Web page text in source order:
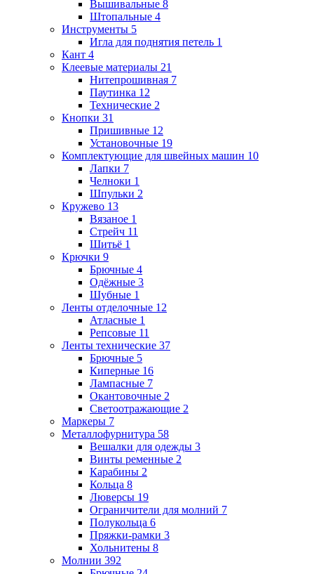
Вышивальные 8
Штопальные 4
Инструменты 5
Игла для поднятия петель 1
Кант 4
Клеевые материалы 21
Нитепрошивная 7
Паутинка 12
Технические 2
Кнопки 31
Пришивные 12
Установочные 19
Комплектующие для швейных машин 10
Лапки 7
Челноки 1
Шпульки 2
Кружево 13
Вязаное 1
Стрейч 11
Шитьё 1
Крючки 9
Брючные 4
Одёжные 3
Шубные 1
Ленты отделочные 12
Атласные 1
Репсовые 11
Ленты технические 37
Брючные 5
Киперные 16
Лампасные 7
Окантовочные 2
Светоотражающие 2
Маркеры 7
Металлофурнитура 58
Вешалки для одежды 3
Винты ременные 2
Карабины 2
Кольца 8
Люверсы 19
Ограничители для молний 7
Полукольца 6
Пряжки-рамки 3
Хольнитены 8
Молнии 392